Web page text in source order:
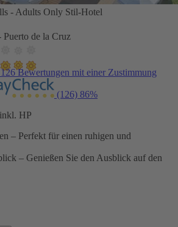
- Adults Only Stil-Hotel
Puerto de la Cruz
Bewertungen mit einer Zustimmung
(126) 86%
HP
– Perfekt für einen ruhigen und
– Genießen Sie den Ausblick auf den